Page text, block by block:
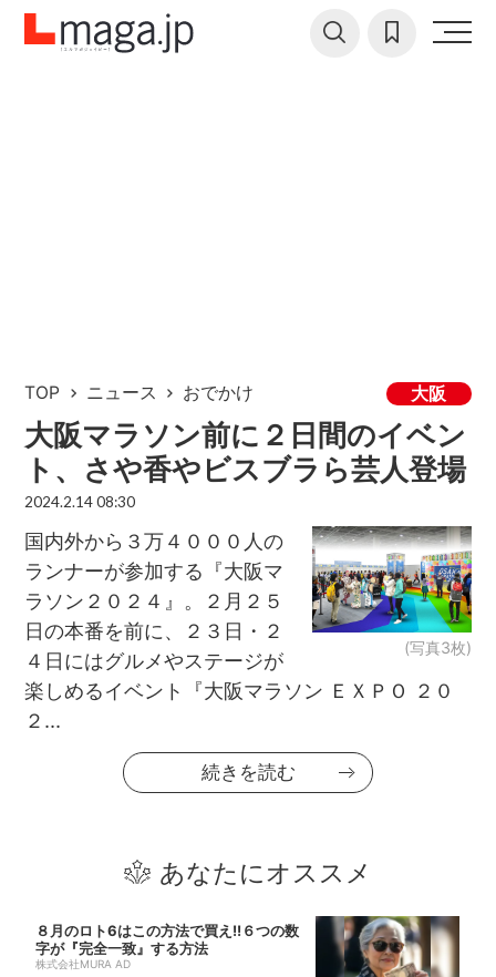
TOP ニュース おでかけ 大阪
大阪マラソン前に２日間のイベン
ト、さや香やビスブラら芸人登場
2024.2.14 08:30
(写真3枚)
国内外から３万４０００人の
ランナーが参加する『大阪マ
ラソン２０２４』。２月２５
日の本番を前に、２３日・２
４日にはグルメやステージが
楽しめるイベント『大阪マラソン ＥＸＰＯ ２０
２...
続きを読む
あなたにオススメ
８月のロト6はこの方法で買え!!６つの数
字が『完全一致』する方法
株式会社MURA AD